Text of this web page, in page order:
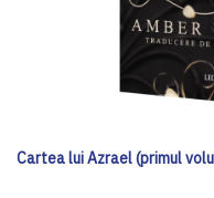
Cartea lui Azrael (primul